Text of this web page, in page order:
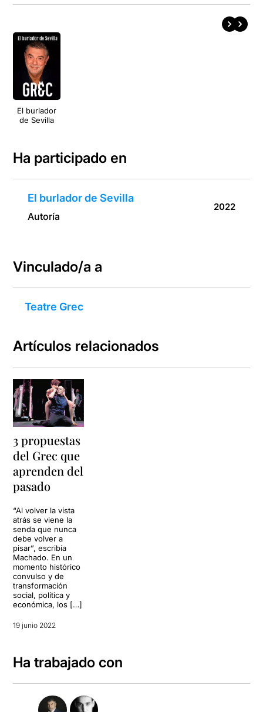
El burlador
de Sevilla
Ha participado en
El burlador de Sevilla
Autoría
2022
Vinculado/a a
Teatre Grec
Artículos relacionados
3 propuestas
del Grec que
aprenden del
pasado
“Al volver la vista
atrás se viene la
senda que nunca
debe volver a
pisar”, escribía
Machado. En un
momento histórico
convulso y de
transformación
social, política y
económica, los […]
19 junio 2022
Ha trabajado con